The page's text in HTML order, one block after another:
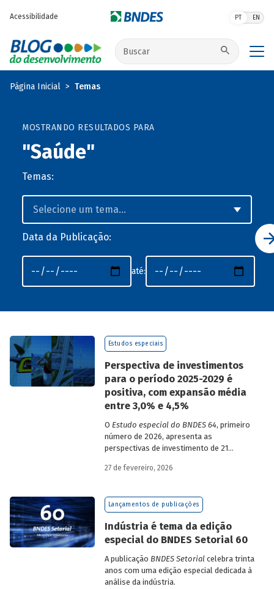
Acessibilidade PT EN
Buscar no site
Página Inicial Temas
MOSTRANDO RESULTADOS PARA
"Saúde"
Temas:
Data da Publicação:
até:
Estudos especiais
Perspectiva de investimentos
para o período 2025-2029 é
positiva, com expansão média
entre 3,0% e 4,5%
O Estudo especial do BNDES 64, primeiro
número de 2026, apresenta as
perspectivas de investimento de 21
período de 2025 a 2029.
27 de fevereiro, 2026
Lançamentos de publicações
Indústria é tema da edição
especial do BNDES Setorial 60
A publicação BNDES Setorialcelebra trinta
anos com uma edição especial dedicada à
análise da indústria.